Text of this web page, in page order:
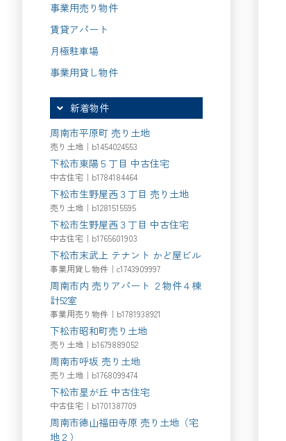
事業用売り物件
賃貸アパート
月極駐車場
事業用貸し物件
新着物件
周南市平原町 売り土地
売り土地｜b1454024553
下松市東陽５丁目 中古住宅
中古住宅｜b1784184464
下松市生野屋西３丁目 売り土地
売り土地｜b1281515595
下松市生野屋西３丁目 中古住宅
中古住宅｜b1765601903
下松市末武上 テナント かど屋ビル
事業用貸し物件｜c1743909997
周南市内 売りアパート ２物件４棟
計52室
事業用売り物件｜b1781938921
下松市昭和町売り土地
売り土地｜b1679889052
周南市呼坂 売り土地
売り土地｜b1768099474
下松市星が丘 中古住宅
中古住宅｜b1701387709
周南市徳山福田寺原 売り土地（宅
地２）